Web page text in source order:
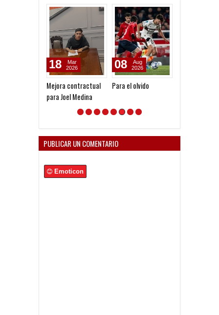
Mejora contractual
para Joel Medina
18
Mar
2026
Para el olvido
08
Aug
2026
PUBLICAR UN COMENTARIO
Emoticon